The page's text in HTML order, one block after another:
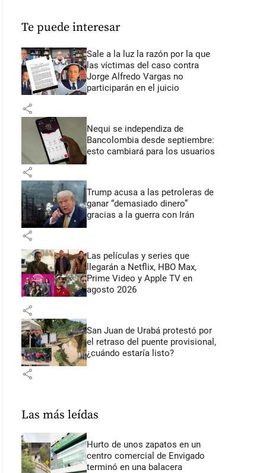
Te puede interesar
Sale a la luz la razón por la que
las víctimas del caso contra
Jorge Alfredo Vargas no
participarán en el juicio
share
Nequi se independiza de
Bancolombia desde septiembre:
esto cambiará para los usuarios
share
Trump acusa a las petroleras de
ganar “demasiado dinero”
gracias a la guerra con Irán
share
Las películas y series que
llegarán a Netflix, HBO Max,
Prime Video y Apple TV en
agosto 2026
share
San Juan de Urabá protestó por
el retraso del puente provisional,
¿cuándo estaría listo?
share
Las más leídas
Hurto de unos zapatos en un
centro comercial de Envigado
terminó en una balacera